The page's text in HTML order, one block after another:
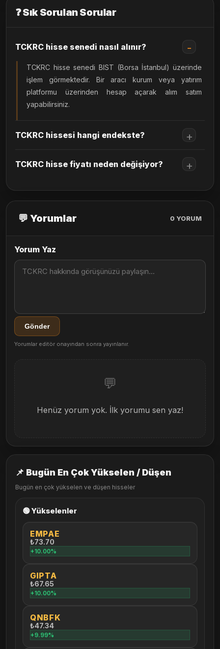
❓ Sık Sorulan Sorular
TCKRC hisse senedi nasıl alınır?
TCKRC hisse senedi BIST (Borsa İstanbul) üzerinde
işlem görmektedir. Bir aracı kurum veya yatırım
platformu üzerinden hesap açarak alım satım
yapabilirsiniz.
TCKRC hissesi hangi endekste?
TCKRC hisse fiyatı neden değişiyor?
💬 Yorumlar 0 YORUM
Yorum Yaz
Gönder
Yorumlar editör onayından sonra yayınlanır.
💬
Henüz yorum yok. İlk yorumu sen yaz!
📌 Bugün En Çok Yükselen / Düşen
Bugün en çok yükselen ve düşen hisseler
🟢 Yükselenler
EMPAE
₺73.70
+10.00%
GIPTA
₺67.65
+10.00%
QNBFK
₺47.34
+9.99%